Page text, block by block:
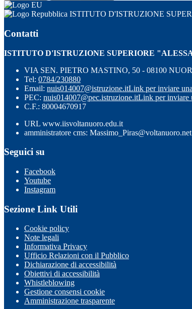
ISTITUTO D'ISTRUZIONE
Contatti
ISTITUTO D'ISTRUZIONE SUPERIORE
VIA SEN. PIETRO MASTINO, 50 - 08100
Tel: 0784/230880
Email: nuis014007@istruzione.itLink per inviare
PEC: nuis014007@pec.istruzione.itLink per inviare
C.F.: 80004670917
URL www.iisvoltanuoro.edu.it
amministratore cms: Massimo_Piras@voltanuoro.net
Seguici su
Facebook
Youtube
Instagram
Sezione Link Utili
Cookie policy
Note legali
Informativa Privacy
Ufficio Relazioni con il Pubblico
Dichiarazione di accessibilità
Obiettivi di accessibilità
Whistleblowing
Gestione consensi cookie
Amministrazione trasparente